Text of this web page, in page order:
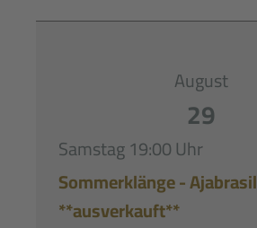
August
29
Samstag19:00 Uhr
Sommerklänge - Ajabrasil
**ausverkauft**